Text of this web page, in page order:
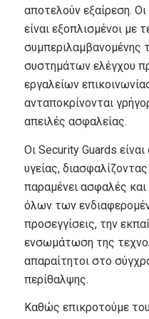
αποτελούν εξαίρεση.
είναι εξοπλισμένοι με
συμπεριλαμβανομένης
συστημάτων ελέγχου
εργαλείων
ανταποκρίνονται
απειλές ασφαλείας.
Οι Security Guards
υγείας,
παραμένει ασφαλές και
όλων των
προσεγγίσεις, την
ενσωμάτωση της
απαραίτητοι στο
περίθαλψης.
Καθώς επικροτούμε